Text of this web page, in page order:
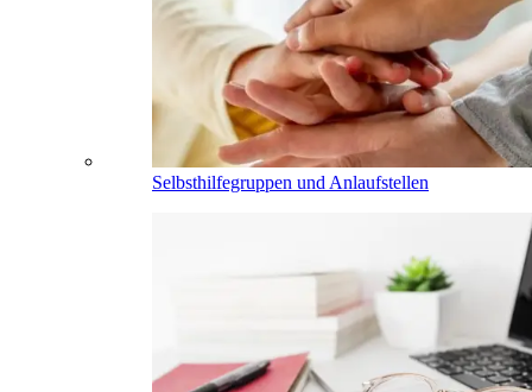
Selbsthilfegruppen und Anlaufstellen